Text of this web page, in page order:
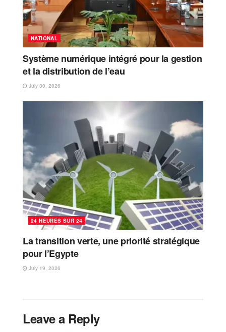
NATIONAL
Système numérique intégré pour la gestion
et la distribution de l’eau
July 30, 2026
24 HEURES SUR 24
La transition verte, une priorité stratégique
pour l’Egypte
July 19, 2026
Leave a Reply